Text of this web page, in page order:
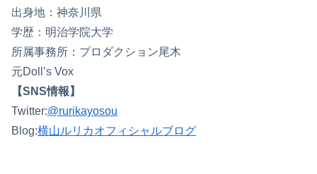
出身地：神奈川県
学歴：明治学院大学
所属事務所：プロダクション尾木
元Doll’s Vox
【SNS情報】
Twitter:@rurikayosou
Blog:横山ルリカオフィシャルブログ